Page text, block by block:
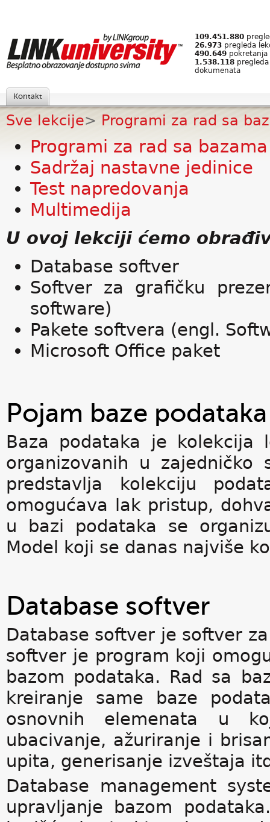
109.451.880
26.973 pregleda
490.649 pokretanja
1.538.118
dokumenata
Kontakt
Sve lekcije> Programi za rad sa
Programi za rad sa
Sadržaj nastavne jedinice
Test napredovanja
Multimedija
U ovoj lekciji ćemo
Database softver
Softver za grafičku
software)
Pakete softvera (engl.
Microsoft Office paket
Pojam baze
Baza podataka je kolekcija
organizovanih u zajedničko
predstavlja kolekciju
omogućava lak pristup,
u bazi podataka se
Model koji se danas najviše
Database softver
Database softver je softver
softver je program koji
bazom podataka. Rad sa
kreiranje same baze
osnovnih elemenata u
ubacivanje, ažuriranje i
upita, generisanje izveštaja
Database management
upravljanje bazom